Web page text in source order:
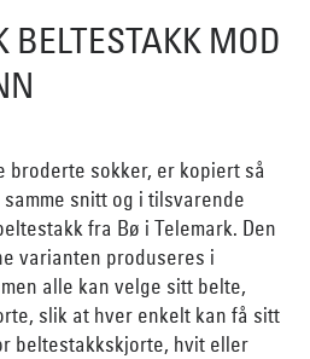
BELTESTAKK MOD
broderte sokker, er kopiert så
snitt og i tilsvarende
fra Bø i Telemark. Den
varianten produseres i
alle kan velge sitt belte,
slik at hver enkelt kan få sitt
beltestakkskjorte, hvit eller